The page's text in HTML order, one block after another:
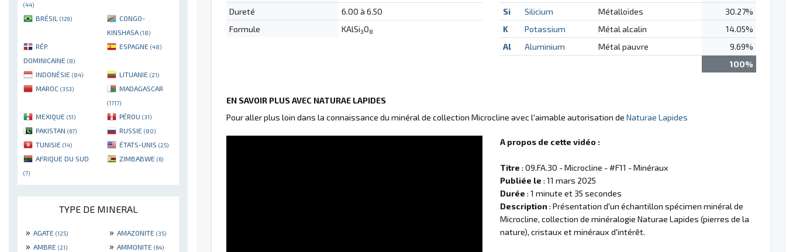
(44)
BRÉSIL (129)
CONGO-
KINSHASA (18)
RÉP.
DOMINICAINE (8)
ESPAGNE (48)
INDONÉSIE (84) LITUANIE (21)
MAROC (353) MADAGASCAR
(1717)
MEXIQUE (51) PÉROU (31)
PAKISTAN (67) RUSSIE (80)
TUNISIE (14) ÉTATS-UNIS (25)
AFRIQUE DU SUD
(7)
ZIMBABWE (6)
TYPE DE MINERAL
» AGATE (125) » AMAZONITE (35)
» AMBRE (21) » AMMONITE (64)
Dureté
6.00 à 6.50
Formule
KAlSi3O8
Si
Silicium Métalloïdes
30.27%
K
Potassium Métal alcalin
14.05%
Al
Aluminium Métal pauvre
9.69%
100%
EN SAVOIR PLUS AVEC NATURAE LAPIDES
Pour aller plus loin dans la connaissance du minéral de collection Microcline avec l'aimable autorisation de Naturae Lapides
A propos de cette vidéo :
Titre : 09.FA.30 - Microcline - #F11 - Minéraux
Publiée le : 11 mars 2025
Durée : 1 minute et 35 secondes
Description : Présentation d'un échantillon spécimen minéral de
Microcline, collection de minéralogie Naturae Lapides (pierres de la
nature), cristaux et minéraux d'intérêt.